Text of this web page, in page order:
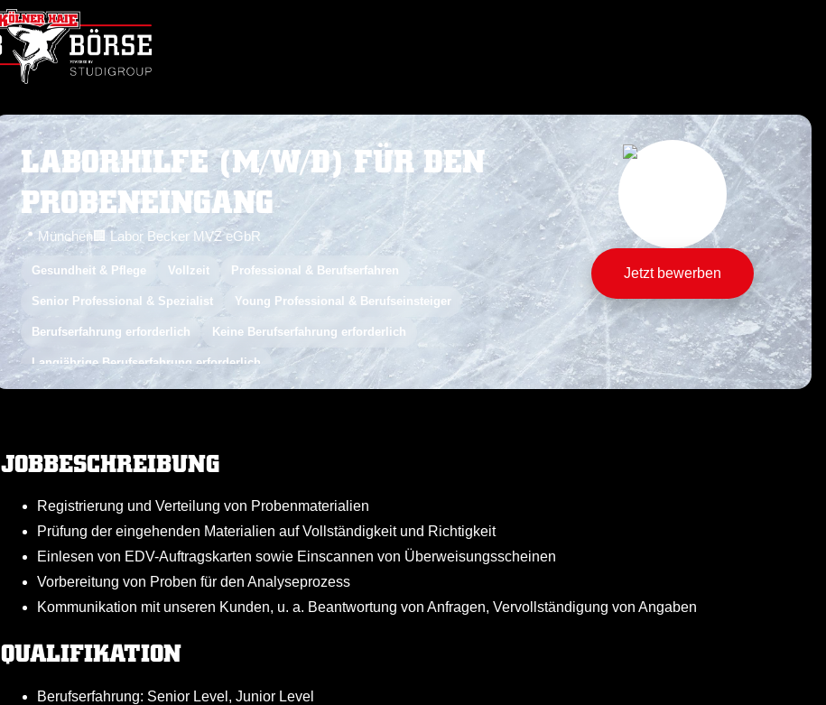
LABORHILFE (M/W/D) FÜR DEN
PROBENEINGANG
📍 München🏢 Labor Becker MVZ eGbR
Gesundheit & Pflege Vollzeit Professional & Berufserfahren
Senior Professional & Spezialist Young Professional & Berufseinsteiger
Berufserfahrung erforderlich Keine Berufserfahrung erforderlich
Langjährige Berufserfahrung erforderlich
Jetzt bewerben
JOBBESCHREIBUNG
Registrierung und Verteilung von Probenmaterialien
Prüfung der eingehenden Materialien auf Vollständigkeit und Richtigkeit
Einlesen von EDV-Auftragskarten sowie Einscannen von Überweisungsscheinen
Vorbereitung von Proben für den Analyseprozess
Kommunikation mit unseren Kunden, u. a. Beantwortung von Anfragen, Vervollständigung von Angaben
QUALIFIKATION
Berufserfahrung: Senior Level, Junior Level